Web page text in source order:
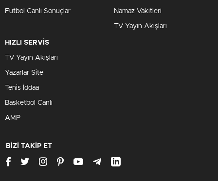
Futbol Canlı Sonuçlar Namaz Vakitleri
TV Yayın Akışları
HIZLI SERVİS
TV Yayın Akışları
Yazarlar Site
Tenis İddaa
Basketbol Canlı
AMP
BİZİ TAKİP ET